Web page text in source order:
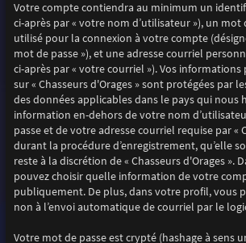
Votre compte contiendra au minimum un
ci-après par « votre nom d’utilisateur »), un mot
utilisé pour la connexion à votre compte
mot de passe »), et une adresse courriel
ci-après par « votre courriel »). Vos
sur « Chasseurs d'Orages » sont protégées par
des données applicables dans le pays qui nous
information en-dehors de votre nom
passe et de votre adresse courriel requise par «
durant la procédure d’enregistrement, qu’elle
reste à la discrétion de « Chasseurs d'Orages ».
pouvez choisir quelle information de votre
publiquement. De plus, dans votre profil, vous
non à l’envoi automatique de courriel par le
Votre mot de passe est crypté (hashage à sens